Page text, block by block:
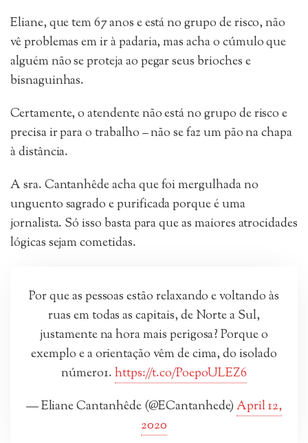
Eliane, que tem 67 anos e está no grupo de risco, não
vê problemas em ir à padaria, mas acha o cúmulo que
alguém não se proteja ao pegar seus brioches e
bisnaguinhas.
Certamente, o atendente não está no grupo de risco e
precisa ir para o trabalho – não se faz um pão na chapa
à distância.
A sra. Cantanhêde acha que foi mergulhada no
unguento sagrado e purificada porque é uma
jornalista. Só isso basta para que as maiores atrocidades
lógicas sejam cometidas.
Por que as pessoas estão relaxando e voltando às
ruas em todas as capitais, de Norte a Sul,
justamente na hora mais perigosa? Porque o
exemplo e a orientação vêm de cima, do isolado
número1.https://t.co/PoepoULEZ6
— Eliane Cantanhêde (@ECantanhede)April 12,
2020